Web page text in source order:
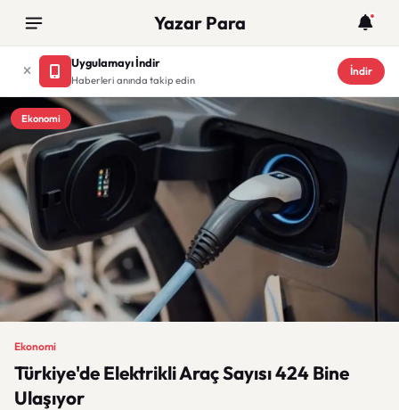
Yazar Para
Uygulamayı İndir
Haberleri anında takip edin
İndir
Ekonomi
Ekonomi
Türkiye'de Elektrikli Araç Sayısı 424 Bine
Ulaşıyor